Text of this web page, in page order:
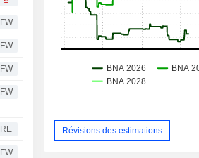
FW
FW
FW
FW
RE
FW
Révisions des estimations